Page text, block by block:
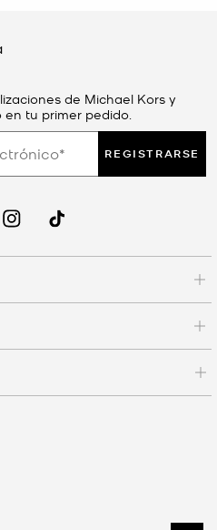
de Michael Kors y
en tu primer pedido.
REGISTRARSE